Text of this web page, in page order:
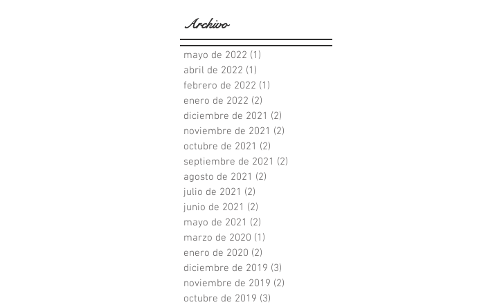
Archivo
mayo de 2022 (1)
abril de 2022 (1)
febrero de 2022 (1)
enero de 2022 (2)
diciembre de 2021 (2)
noviembre de 2021 (2)
octubre de 2021 (2)
septiembre de 2021 (2)
agosto de 2021 (2)
julio de 2021 (2)
junio de 2021 (2)
mayo de 2021 (2)
marzo de 2020 (1)
enero de 2020 (2)
diciembre de 2019 (3)
noviembre de 2019 (2)
octubre de 2019 (3)